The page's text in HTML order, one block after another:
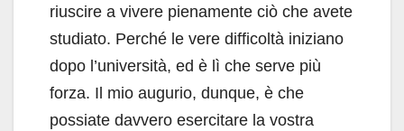
riuscire a vivere pienamente ciò che avete
studiato. Perché le vere difficoltà iniziano
dopo l’università, ed è lì che serve più
forza. Il mio augurio, dunque, è che
possiate davvero esercitare la vostra